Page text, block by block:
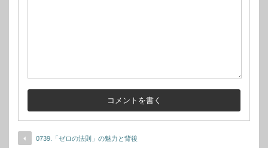
0739.「ゼロの法則」の魅力と背後